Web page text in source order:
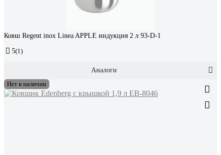
Ковш Regent inox Linea APPLE индукция 2 л 93-D-1
5(1)
Аналоги
Нет в наличии